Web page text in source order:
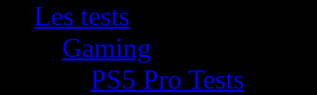
Les tests
Gaming
PS5 Pro Tests